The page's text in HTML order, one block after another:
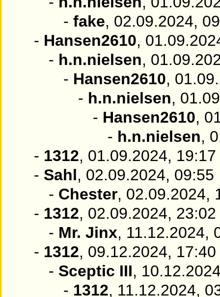
- fake, 02.09.2024,
- Hansen2610,
- h.n.nielsen,
- Hansen2610,
- h.n.nielsen,
- Hansen2610,
- h.n.nielsen,
- 1312, 01.09.2024, 19:17
- Sahl, 02.09.2024, 09:55
- Chester, 02.09.2024,
- 1312, 02.09.2024, 23:02
- Mr. Jinx, 11.12.2024,
- 1312, 09.12.2024, 17:40
- Sceptic III,
- 1312, 11.12.2024,